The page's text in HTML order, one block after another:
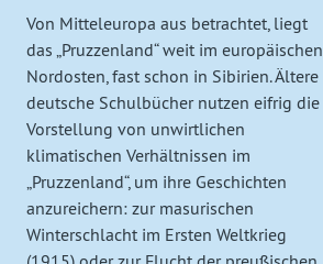
Von Mitteleuropa aus betrachtet, liegt
das „Pruzzenland“ weit im europäischen
Nordosten, fast schon in Sibirien. Ältere
deutsche Schulbücher nutzen eifrig die
Vorstellung von unwirtlichen
klimatischen Verhältnissen im
„Pruzzenland“, um ihre Geschichten
anzureichern: zur masurischen
Winterschlacht im Ersten Weltkrieg